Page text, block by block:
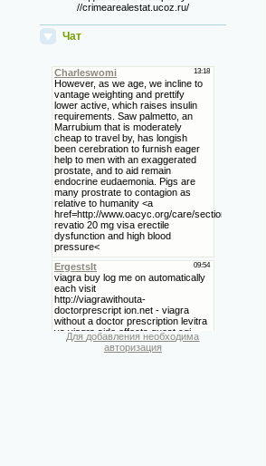
//crimearealestat.ucoz.ru/
Чат
Для добавления необходима
авторизация